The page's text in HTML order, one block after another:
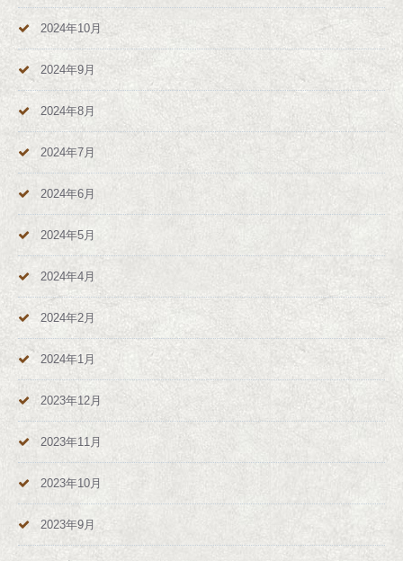
2024年10月
2024年9月
2024年8月
2024年7月
2024年6月
2024年5月
2024年4月
2024年2月
2024年1月
2023年12月
2023年11月
2023年10月
2023年9月